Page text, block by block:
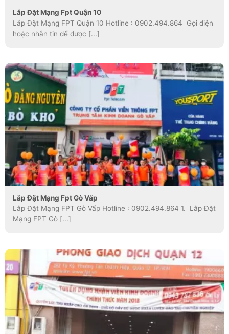
Lắp Đặt Mạng Fpt Quận 10
Lắp Đặt Mạng FPT Quận 10 Hotline : 0902.494.864 Gọi điện
hoặc nhắn tin để được [...]
Lắp Đặt Mạng Fpt Gò Vấp
Lắp Đặt Mạng FPT Gò Vấp Hotline : 0902.494.864 1. Lắp Đặt
Mạng FPT Gò [...]